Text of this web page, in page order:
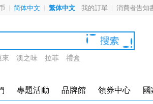
简体中文 繁体中文 我的訂單 消費者告知
澳之味 拉菲 禮盒
專題活動 品牌館 領券中心